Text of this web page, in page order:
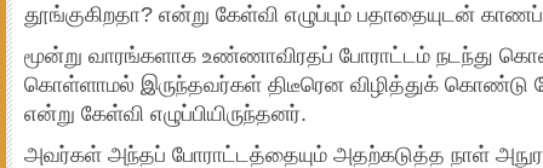
தூங்குகிறதா? என்று கேள்வி எழுப்பும் பதாதையுடன்
மூன்று வாரங்களாக உண்ணாவிரதப் போராட்டம் நடந்து
கொள்ளாமல் இருந்தவர்கள் திடீரென விழித்துக் கொண்டு
என்று கேள்வி எழுப்பியிருந்தனர்.
அவர்கள் அந்தப் போராட்டத்தையும் அதற்கடுத்த நாள்